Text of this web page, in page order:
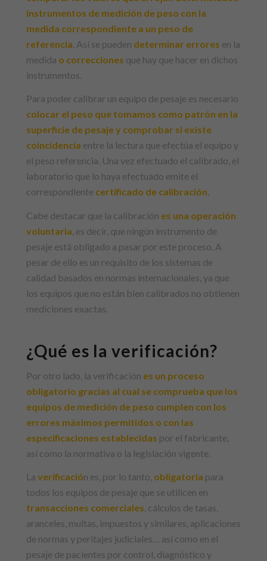
instrumentos de medición de peso con la
medida correspondiente a un peso de
referencia . Así se pueden determinar errores en la
medida o correcciones que hay que hacer en dichos
instrumentos.
Para poder calibrar un equipo de pesaje es necesario
colocar el peso que tomamos como patrón en la
superficie de pesaje y comprobar si existe
coincidencia entre la lectura que efectúa el equipo y
el peso referencia. Una vez efectuado el calibrado, el
laboratorio que lo haya efectuado emite el
correspondiente certificado de calibración.
Cabe destacar que la calibración es una operación
voluntaria , es decir, que ningún instrumento de
pesaje está obligado a pasar por este proceso. A
pesar de ello es un requisito de los sistemas de
calidad basados en normas internacionales, ya que
los equipos que no están bien calibrados no obtienen
mediciones exactas.
¿Qué es la verificación?
Por otro lado, la verificación es un proceso
obligatorio gracias al cual se comprueba que los
equipos de medición de peso cumplen con los
errores máximos permitidos o con las
especificaciones establecidas por el fabricante,
así como la normativa o la legislación vigente.
La verificación es, por lo tanto, obligatoria para
todos los equipos de pesaje que se utilicen en
transacciones comerciales , cálculos de tasas,
aranceles, multas, impuestos y similares, aplicaciones
de normas y peritajes judiciales… así como en el
pesaje de pacientes por control, diagnóstico y